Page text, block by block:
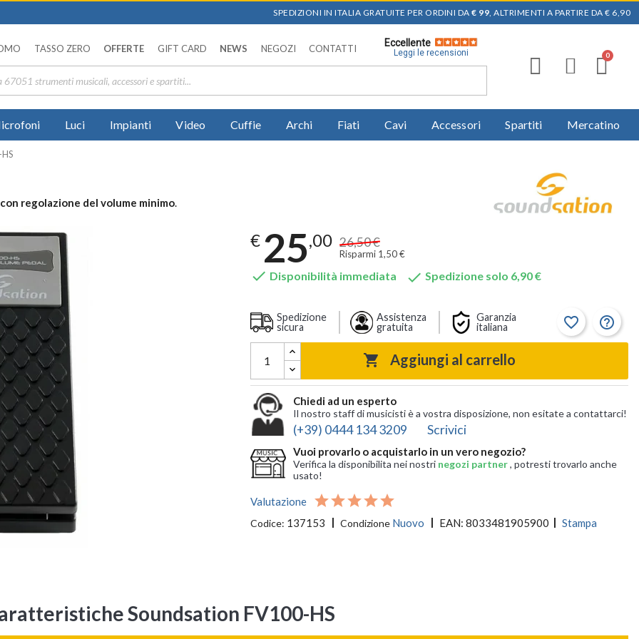
SPEDIZIONI IN ITALIA GRATUITE PER ORDINI DA € 99, ALTRIMENTI A PARTIRE DA € 6,90
TASSO ZERO OFFERTE GIFT CARD NEWS NEGOZI CONTATTI
Eccellente
Leggi le recensioni
Luci Impianti Video Cuffie Archi Fiati Cavi Accessori Spartiti Mercatino
regolazione del volume minimo.
€ 25,00 26,50 €
Risparmi 1,50 €
 Disponibilità immediata  Spedizione solo 6,90 €
Spedizione
sicura
Assistenza
gratuita
Garanzia
italiana
favorite_border help_outline
 Aggiungi al carrello
Chiedi ad un esperto
Il nostro staff di musicisti è a vostra disposizione, non esitate a contattarci!
(+39) 0444 134 3209 Scrivici
Vuoi provarlo o acquistarlo in un vero negozio?
Verifica la disponibilita nei nostri negozi partner, potresti trovarlo anche
usato!
Valutazione
Codice: 137153 Condizione Nuovo EAN: 8033481905900 Stampa
Soundsation FV100-HS